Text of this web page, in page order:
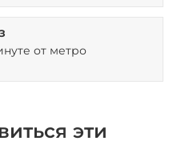
от метро
эти